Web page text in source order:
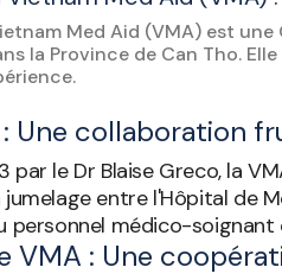
Med Aid (VMA) est
la Province de Can Tho.
Une collaboration
par le Dr Blaise Greco, la
jumelage entre l'Hôpital de
personnel médico-
VMA : Une